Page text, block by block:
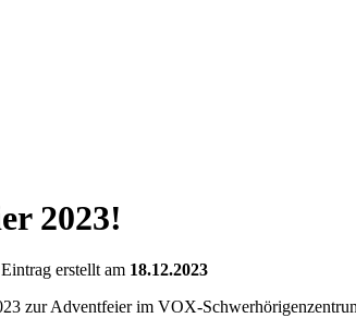
2023!
erstellt am 18.12.2023
zur Adventfeier im VOX-